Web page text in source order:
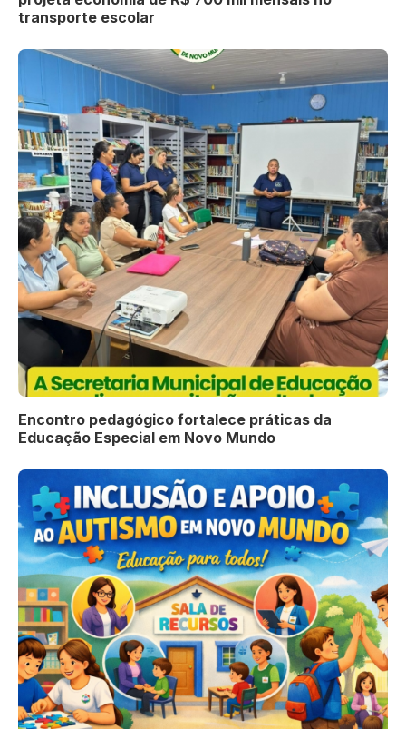
transporte escolar
Encontro pedagógico fortalece práticas da
Educação Especial em Novo Mundo